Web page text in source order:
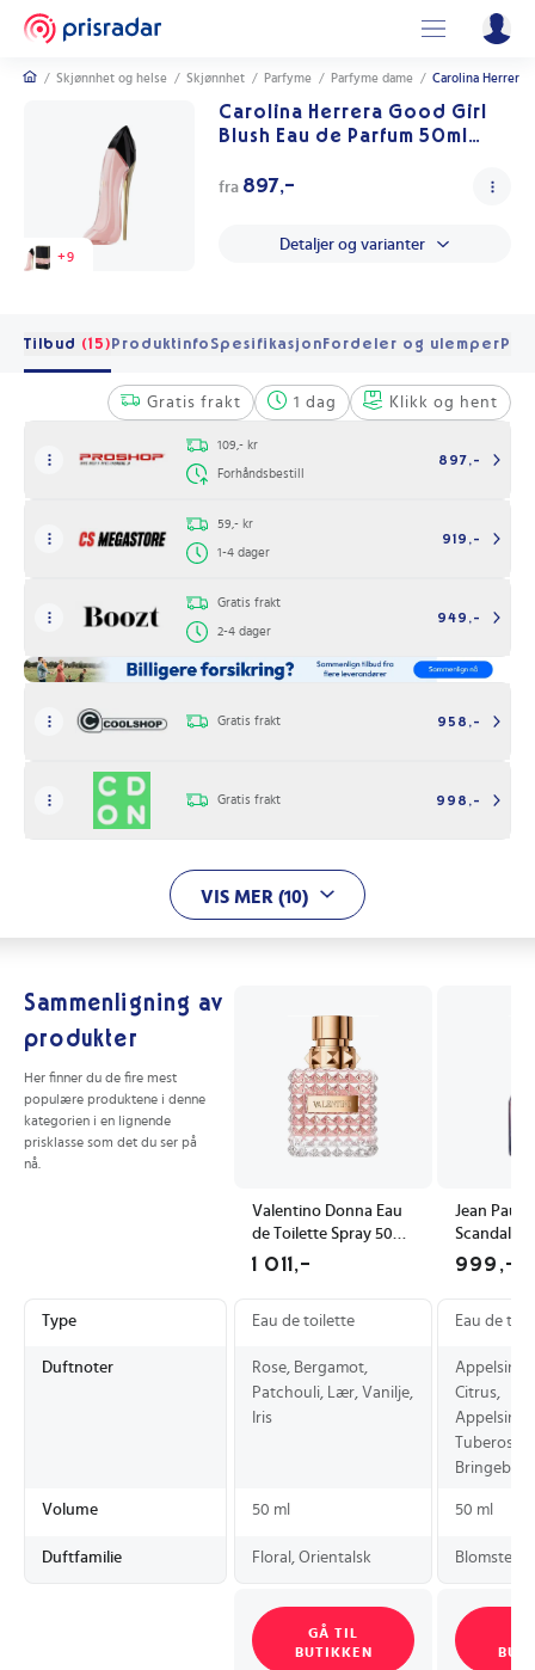
/ Skjønnhet og helse / Skjønnhet / Parfyme / Parfyme dame / Carolina Herrera
+9
Carolina Herrera Good Girl
Blush Eau de Parfum 50ml
fra 897,-
Detaljer og varianter
Tilbud (15)Produktinfo SpesifikasjonFordeler og ulemper
Gratis frakt 1 dag Klikk og hent
109,- kr
Forhåndsbestill
897,-
59,- kr
1-4 dager
919,-
Gratis frakt
2-4 dager
949,-
Gratis frakt 958,-
Gratis frakt 998,-
VIS MER (10)
Sammenligning av
produkter
Her finner du de fire mest
populære produktene i denne
kategorien i en lignende
prisklasse som det du ser på
nå.
Valentino Donna Eau
de Toilette Spray 50ml
med Duftnoter av
Rose og Vanilje
1 011,-
Jean Paul
Scandal!
toilette
999,-
Type Eau de toilette Eau de
Duftnoter
Rose, Bergamot,
Patchouli, Lær, Vanilje,
Iris
Appelsin,
Citrus,
Tuberose,
Bringebær
Volume 50 ml 50 ml
Duftfamilie Floral, Orientalsk
GÅ TIL
BUTIKKEN